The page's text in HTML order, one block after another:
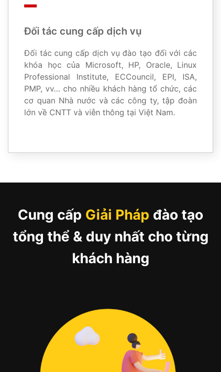
Đối tác cung cấp dịch vụ
Đối tác cung cấp dịch vụ đào tạo đối với các
khóa học của Microsoft, HP, Oracle, Linux
Professional Institute, ECCouncil, EPI, ISA,
PMP, vv… cho nhiều khách hàng tổ chức, các
cơ quan Nhà nước và các công ty, tập đoàn
lớn về CNTT và viễn thông tại Việt Nam.
Cung cấp Giải Pháp đào tạo
tổng thể & duy nhất cho từng
khách hàng